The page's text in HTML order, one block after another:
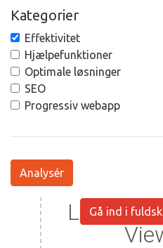
Kategorier
Effektivitet
Hjælpefunktioner
Optimale løsninger
SEO
Progressiv webapp
Analysér
Gå ind i